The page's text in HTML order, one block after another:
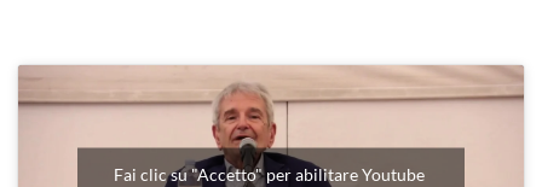
Fai clic su "Accetto" per abilitare Youtube